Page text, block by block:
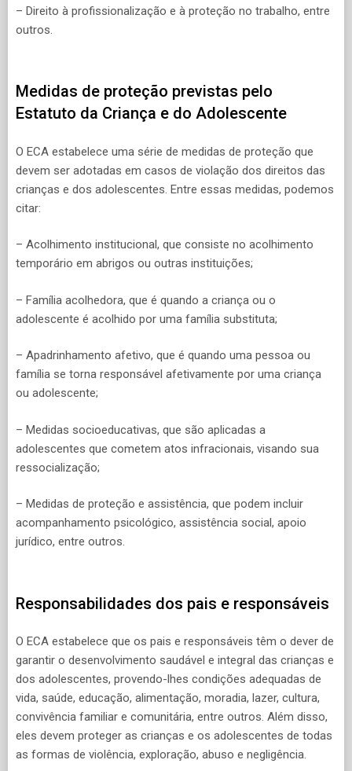
– Direito à profissionalização e à proteção no trabalho, entre
outros.
Medidas de proteção previstas pelo
Estatuto da Criança e do Adolescente
O ECA estabelece uma série de medidas de proteção que
devem ser adotadas em casos de violação dos direitos das
crianças e dos adolescentes. Entre essas medidas, podemos
citar:
– Acolhimento institucional, que consiste no acolhimento
temporário em abrigos ou outras instituições;
– Família acolhedora, que é quando a criança ou o
adolescente é acolhido por uma família substituta;
– Apadrinhamento afetivo, que é quando uma pessoa ou
família se torna responsável afetivamente por uma criança
ou adolescente;
– Medidas socioeducativas, que são aplicadas a
adolescentes que cometem atos infracionais, visando sua
ressocialização;
– Medidas de proteção e assistência, que podem incluir
acompanhamento psicológico, assistência social, apoio
jurídico, entre outros.
Responsabilidades dos pais e responsáveis
O ECA estabelece que os pais e responsáveis têm o dever de
garantir o desenvolvimento saudável e integral das crianças e
dos adolescentes, provendo-lhes condições adequadas de
vida, saúde, educação, alimentação, moradia, lazer, cultura,
convivência familiar e comunitária, entre outros. Além disso,
eles devem proteger as crianças e os adolescentes de todas
as formas de violência, exploração, abuso e negligência.